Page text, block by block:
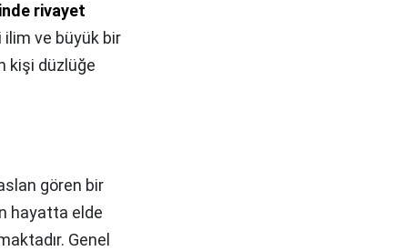
rivayet
ilim ve büyük bir
kişi düzlüğe
gören bir
hayatta elde
Genel